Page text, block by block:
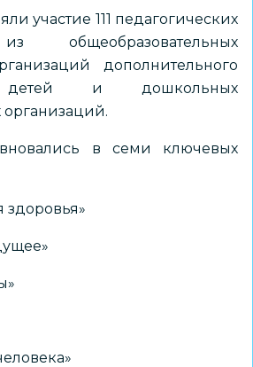
участие 111 педагогических
общеобразовательных
дополнительного
детей и дошкольных
организаций.
в семи ключевых
здоровья»